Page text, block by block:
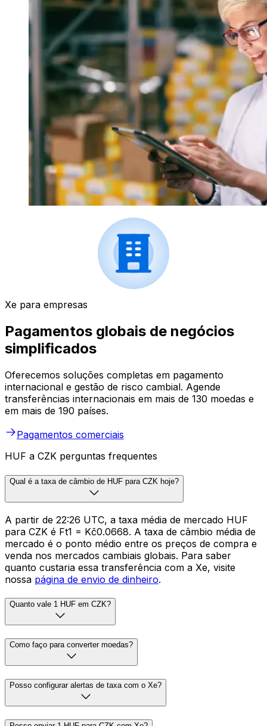
Xe para empresas
Pagamentos globais de negócios
simplificados
Oferecemos soluções completas em pagamento
internacional e gestão de risco cambial. Agende
transferências internacionais em mais de 130 moedas e
em mais de 190 países.
Pagamentos comerciais
HUF a CZK perguntas frequentes
Qual é a taxa de câmbio de HUF para CZK hoje?
A partir de 22:26 UTC, a taxa média de mercado HUF
para CZK é Ft1 = Kč0.0668. A taxa de câmbio média de
mercado é o ponto médio entre os preços de compra e
venda nos mercados cambiais globais. Para saber
quanto custaria essa transferência com a Xe, visite
nossa página de envio de dinheiro.
Quanto vale 1 HUF em CZK?
Como faço para converter moedas?
Posso configurar alertas de taxa com o Xe?